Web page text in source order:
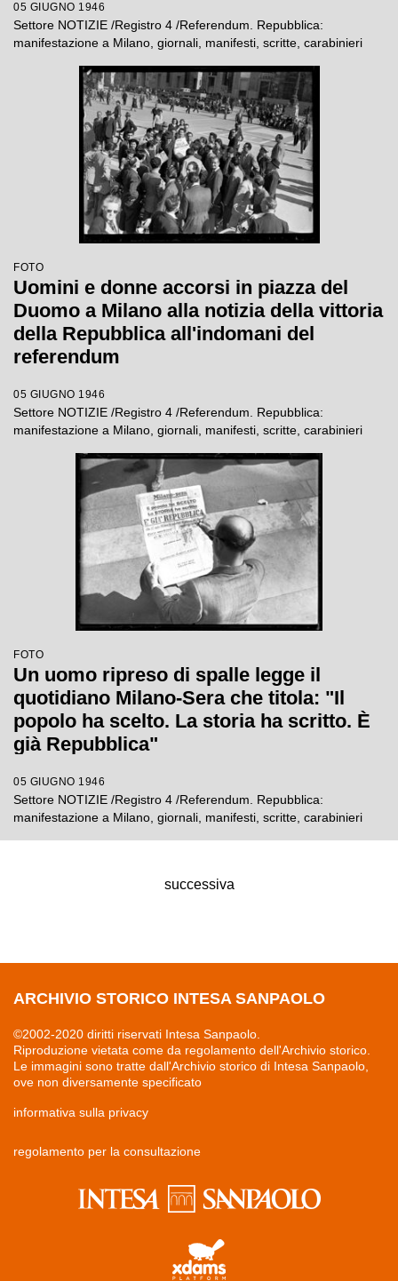
05 GIUGNO 1946
Settore NOTIZIE /Registro 4 /Referendum. Repubblica:
manifestazione a Milano, giornali, manifesti, scritte, carabinieri
FOTO
Uomini e donne accorsi in piazza del
Duomo a Milano alla notizia della vittoria
della Repubblica all'indomani del
referendum
05 GIUGNO 1946
Settore NOTIZIE /Registro 4 /Referendum. Repubblica:
manifestazione a Milano, giornali, manifesti, scritte, carabinieri
FOTO
Un uomo ripreso di spalle legge il
quotidiano Milano-Sera che titola: "Il
popolo ha scelto. La storia ha scritto. È
già Repubblica"
05 GIUGNO 1946
Settore NOTIZIE /Registro 4 /Referendum. Repubblica:
manifestazione a Milano, giornali, manifesti, scritte, carabinieri
successiva
ARCHIVIO STORICO INTESA SANPAOLO
©2002-2020 diritti riservati Intesa Sanpaolo.
Riproduzione vietata come da regolamento dell'Archivio storico.
Le immagini sono tratte dall'Archivio storico di Intesa Sanpaolo,
ove non diversamente specificato
informativa sulla privacy
regolamento per la consultazione